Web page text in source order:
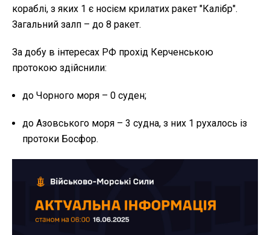
кораблі, з яких 1 є носієм крилатих ракет "Калібр".
Загальний залп – до 8 ракет.
За добу в інтересах РФ прохід Керченською
протокою здійснили:
до Чорного моря – 0 суден;
до Азовського моря – 3 судна, з них 1 рухалось із
протоки Босфор.